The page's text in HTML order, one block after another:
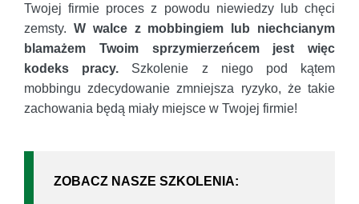
Twojej firmie proces z powodu niewiedzy lub chęci
zemsty. W walce z mobbingiem lub niechcianym
blamażem Twoim sprzymierzeńcem jest więc
kodeks pracy. Szkolenie z niego pod kątem
mobbingu zdecydowanie zmniejsza ryzyko, że takie
zachowania będą miały miejsce w Twojej firmie!
ZOBACZ NASZE SZKOLENIA: